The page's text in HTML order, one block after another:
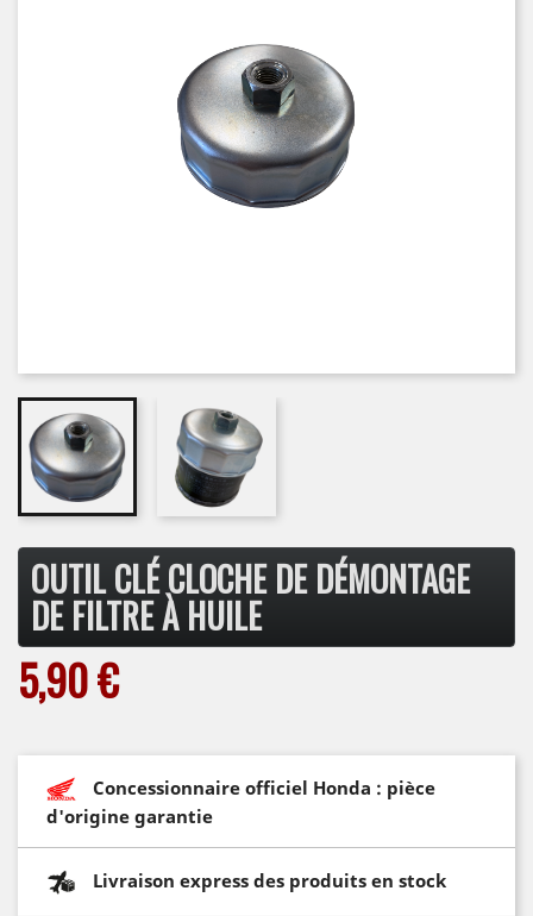
OUTIL CLÉ CLOCHE DE DÉMONTAGE
DE FILTRE À HUILE
5,90 €
Concessionnaire officiel Honda : pièce
d'origine garantie
Livraison express des produits en stock